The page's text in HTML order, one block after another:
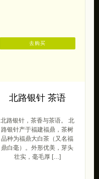
北路银针 茶语
北路银针，茶香与茶语。 北
路银针产于福建福鼎，茶树
品种为福鼎大白茶（又名福
鼎白毫）。外形优美，芽头
壮实，毫毛厚 […]
去购买